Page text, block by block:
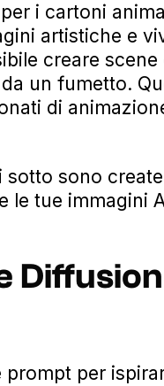
i cartoni
artistiche e
creare
un fumetto.
di
sotto sono
le tue immagini
per